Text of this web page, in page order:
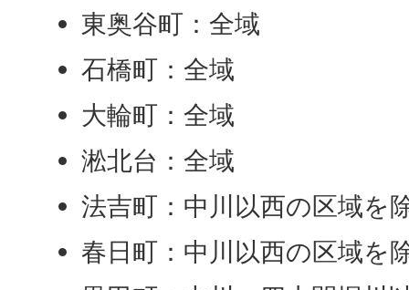
東奥谷町：全域
石橋町：全域
大輪町：全域
淞北台：全域
法吉町：中川以西の区域を
春日町：中川以西の区域を